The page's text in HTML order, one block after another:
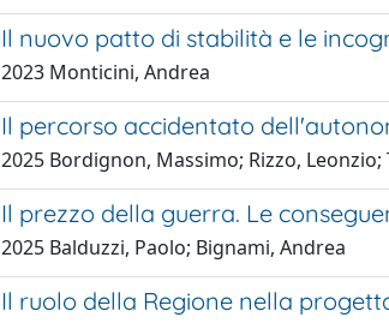
Il nuovo patto di stabilità e le
2023 Monticini, Andrea
Il percorso accidentato
2025 Bordignon, Massimo; Rizzo,
Il prezzo della guerra. Le
2025 Balduzzi, Paolo; Bignami, Andrea
Il ruolo della Regione nella